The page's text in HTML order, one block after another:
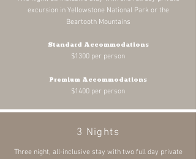
excursion in Yellowstone National Park or the
Beartooth Mountains
Standard Accommodations
$1300 per person
Premium Accommodations
$1400 per person
3 Nights
Three night, all-inclusive stay with two full day private